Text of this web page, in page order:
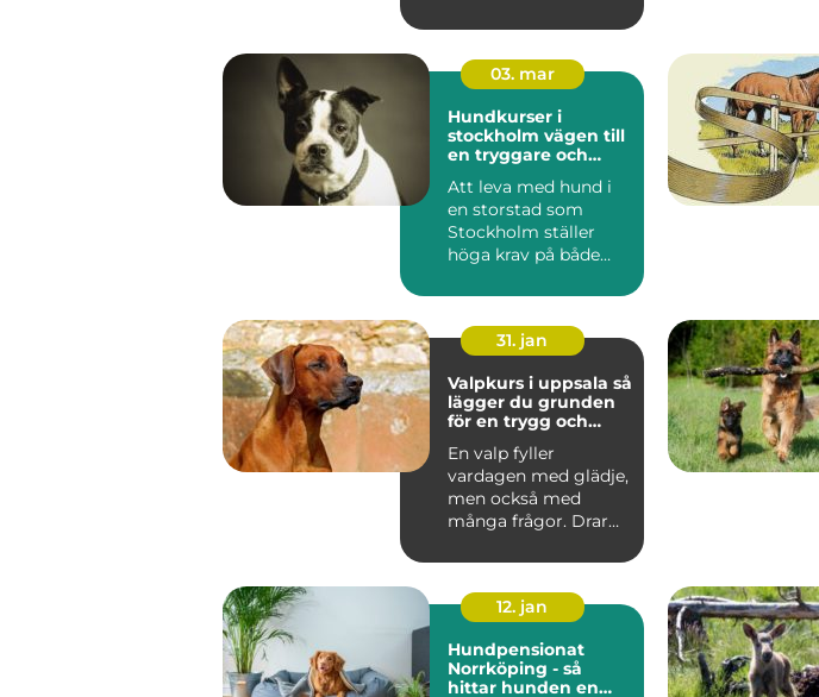
oc...
03. mar
Hundkurser i
stockholm vägen till
en tryggare och
Att leva med hund i
en storstad som
Stockholm ställer
höga krav på både
Tunnelban...
31. jan
Valpkurs i uppsala så
lägger du grunden
för en trygg och
En valp fyller
vardagen med glädje,
men också med
många frågor. Drar
den bara...
12. jan
Hundpensionat
Norrköping - så
hittar hunden en